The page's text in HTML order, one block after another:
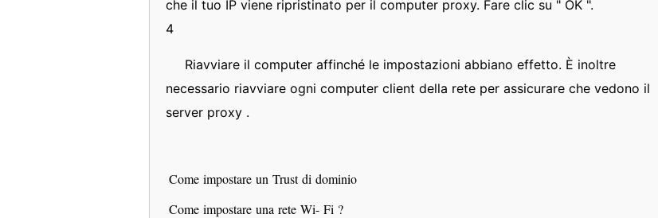
che il tuo IP viene ripristinato per il computer proxy. Fare clic su " OK ".
4
Riavviare il computer affinché le impostazioni abbiano effetto. È inoltre
necessario riavviare ogni computer client della rete per assicurare che vedono il
server proxy .
Come impostare un Trust di dominio
Come impostare una rete Wi- Fi ?